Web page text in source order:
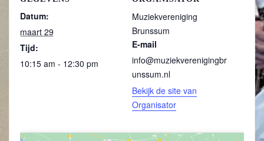
Datum:
maart 29
Tijd:
10:15 am - 12:30 pm
Muziekvereniging
Brunssum
E-mail
info@muziekverenigingbr
unssum.nl
Bekijk de site van
Organisator